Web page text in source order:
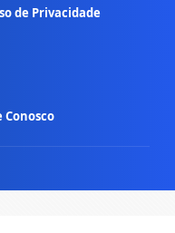
de Privacidade
Conosco